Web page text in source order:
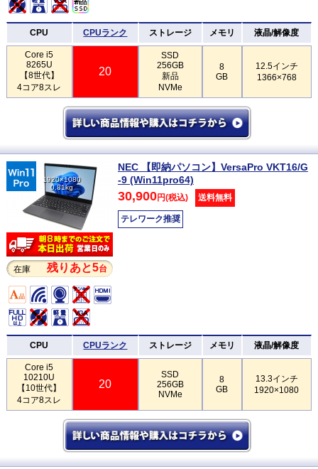
CPU CPUランク ストレージ メモリ 液晶/解像度
Core i5
8265U
【8世代】
4コア8スレ
20
SSD
256GB
新品
NVMe
8
GB
12.5インチ
1366×768
1920×1080
0.81kg
在庫 残りあと5台
NEC 【即納パソコン】VersaPro VKT16/G
-9 (Win11pro64)
30,900円(税込) 送料無料
テレワーク推奨
CPU CPUランク ストレージ メモリ 液晶/解像度
Core i5
10210U
【10世代】
4コア8スレ
20
SSD
256GB
NVMe
8
GB
13.3インチ
1920×1080